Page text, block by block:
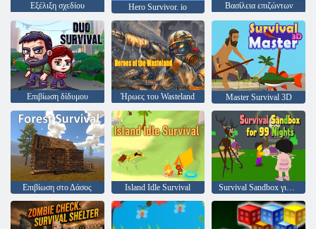
Εξέλιξη σχεδίου Hero Survivor. io Βασίλεια επιζώντων
Επιβίωση δίδυμου Ήρωες του Wasteland Master Survival 3D
Επιβίωση στο Δάσος Island Idle Survival Survival Sandbox για 99 Νύχτες